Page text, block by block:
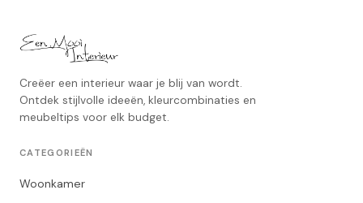
Creëer een interieur waar je blij van wordt.
Ontdek stijlvolle ideeën, kleurcombinaties en
meubeltips voor elk budget.
CATEGORIEËN
Woonkamer